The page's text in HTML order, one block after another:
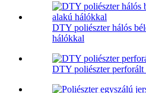
DTY poliészter hálós
hálókkal
DTY poliészter perforált